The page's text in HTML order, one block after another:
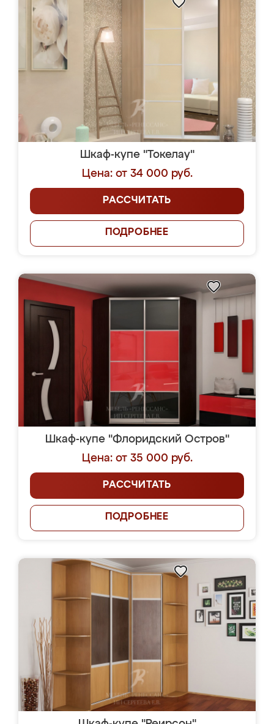
Шкаф-купе "Токелау"
Цена: от 34 000 руб.
РАССЧИТАТЬ
ПОДРОБНЕЕ
Шкаф-купе "Флоридский Остров"
Цена: от 35 000 руб.
РАССЧИТАТЬ
ПОДРОБНЕЕ